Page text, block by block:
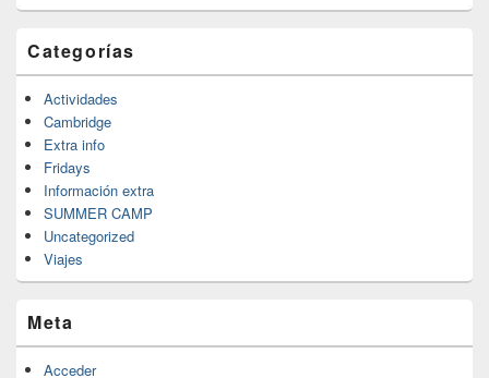
Categorías
Actividades
Cambridge
Extra info
Fridays
Información extra
SUMMER CAMP
Uncategorized
Viajes
Meta
Acceder